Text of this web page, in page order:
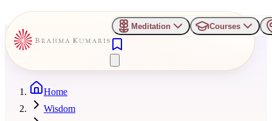
Meditation Courses
Home
Wisdom